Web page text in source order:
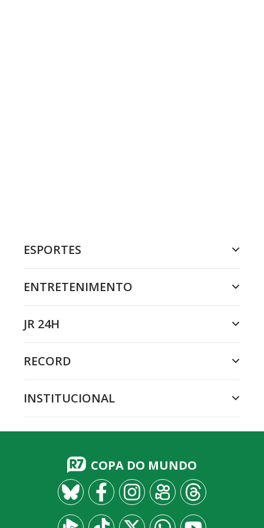
ESPORTES
ENTRETENIMENTO
JR 24H
RECORD
INSTITUCIONAL
COPA DO MUNDO